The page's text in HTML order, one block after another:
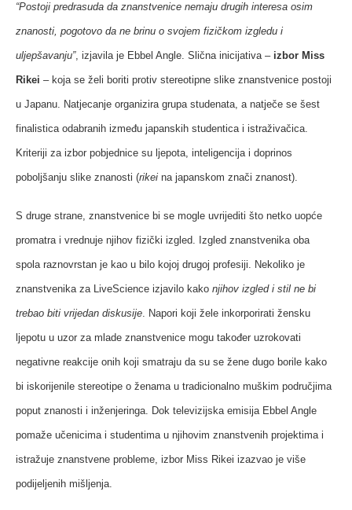
“Postoji predrasuda da znanstvenice nemaju drugih interesa osim
znanosti, pogotovo da ne brinu o svojem fizičkom izgledu i
uljepšavanju”, izjavila je Ebbel Angle. Slična inicijativa – izbor Miss
Rikei – koja se želi boriti protiv stereotipne slike znanstvenice postoji
u Japanu. Natjecanje organizira grupa studenata, a natječe se šest
finalistica odabranih između japanskih studentica i istraživačica.
Kriteriji za izbor pobjednice su ljepota, inteligencija i doprinos
poboljšanju slike znanosti (rikei na japanskom znači znanost).
S druge strane, znanstvenice bi se mogle uvrijediti što netko uopće
promatra i vrednuje njihov fizički izgled. Izgled znanstvenika oba
spola raznovrstan je kao u bilo kojoj drugoj profesiji. Nekoliko je
znanstvenika za LiveScience izjavilo kako njihov izgled i stil ne bi
trebao biti vrijedan diskusije. Napori koji žele inkorporirati žensku
ljepotu u uzor za mlade znanstvenice mogu također uzrokovati
negativne reakcije onih koji smatraju da su se žene dugo borile kako
bi iskorijenile stereotipe o ženama u tradicionalno muškim područjima
poput znanosti i inženjeringa. Dok televizijska emisija Ebbel Angle
pomaže učenicima i studentima u njihovim znanstvenih projektima i
istražuje znanstvene probleme, izbor Miss Rikei izazvao je više
podijeljenih mišljenja.